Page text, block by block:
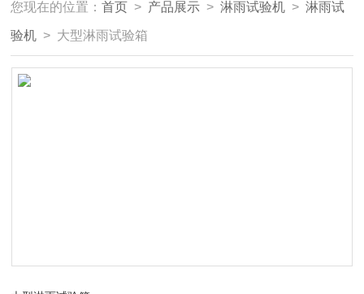
您现在的位置：首页 > 产品展示 >淋雨试验机 >淋雨试
验机 > 大型淋雨试验箱